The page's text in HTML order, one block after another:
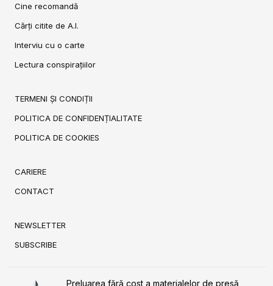
Cine recomandă
Cărți citite de A.I.
Interviu cu o carte
Lectura conspirațiilor
TERMENI ȘI CONDIȚII
POLITICA DE CONFIDENȚIALITATE
POLITICA DE COOKIES
CARIERE
CONTACT
NEWSLETTER
SUBSCRIBE
Preluarea fără cost a materialelor de presă